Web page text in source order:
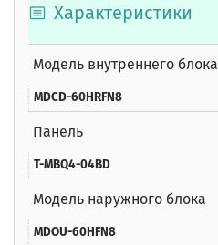
Характеристики
Модель внутреннего блока
MDCD-60HRFN8
Панель
T-MBQ4-04BD
Модель наружного блока
MDOU-60HFN8